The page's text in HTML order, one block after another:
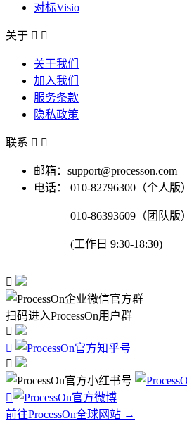
对标Visio
关于  
关于我们
加入我们
服务条款
隐私政策
联系  
邮箱：support@processon.com
电话：
010-82796300（个人版）
010-86393609（团队版）
(工作日 9:30-18:30)

扫码进入ProcessOn用户群




前往ProcessOn全球网站 →